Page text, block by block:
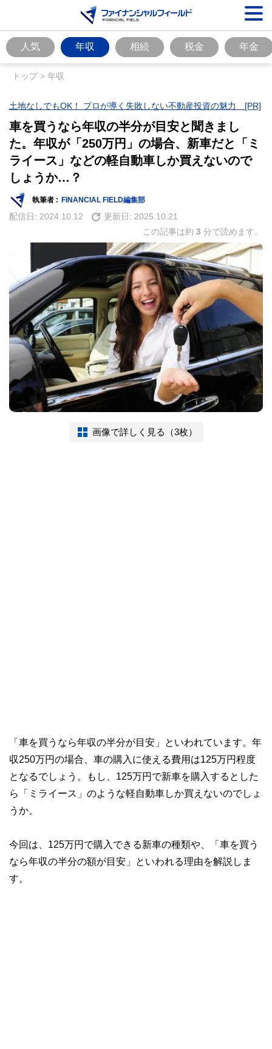
人気 年収 相続 税金 年金
トップ> 年収
土地なしでもOK！ プロが導く失敗しない不動産投資の魅力 [PR]
車を買うなら年収の半分が目安と聞きまし
た。年収が「250万円」の場合、新車だと「ミ
ライース」などの軽自動車しか買えないので
しょうか…？
執筆者 : FINANCIAL FIELD編集部
配信日: 2024.10.12 更新日: 2025.10.21
この記事は約 3 分で読めます。
画像で詳しく見る（3枚）
「車を買うなら年収の半分が目安」といわれています。年
収250万円の場合、車の購入に使える費用は125万円程度
となるでしょう。もし、125万円で新車を購入するとした
ら「ミライース」のような軽自動車しか買えないのでしょ
うか。
今回は、125万円で購入できる新車の種類や、「車を買う
なら年収の半分の額が目安」といわれる理由を解説しま
す。